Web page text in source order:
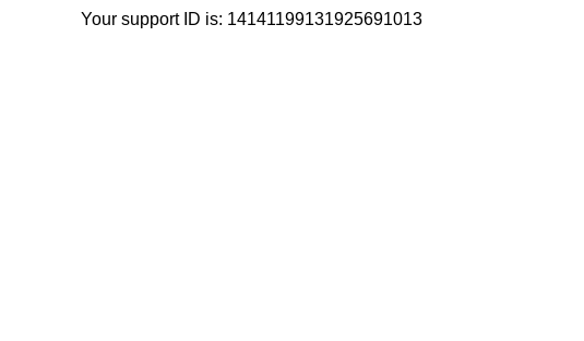
Your support ID is: 14141199131925691013